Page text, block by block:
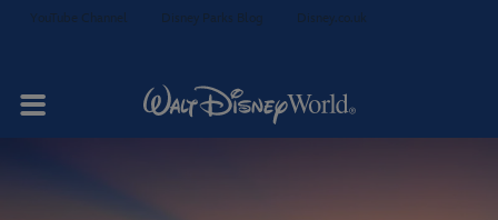
YouTube Channel Disney Parks Blog Disney.co.uk